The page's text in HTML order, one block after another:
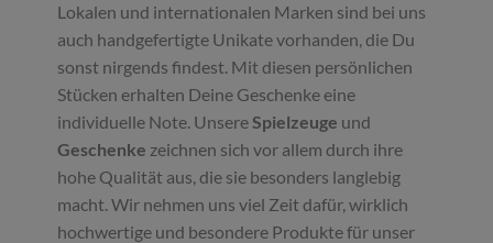
Lokalen und internationalen Marken sind bei uns
auch handgefertigte Unikate vorhanden, die Du
sonst nirgends findest. Mit diesen persönlichen
Stücken erhalten Deine Geschenke eine
individuelle Note. UnsereSpielzeuge und
Geschenke zeichnen sich vor allem durch ihre
hohe Qualität aus, die sie besonders langlebig
macht. Wir nehmen uns viel Zeit dafür, wirklich
hochwertige und besondere Produkte für unser